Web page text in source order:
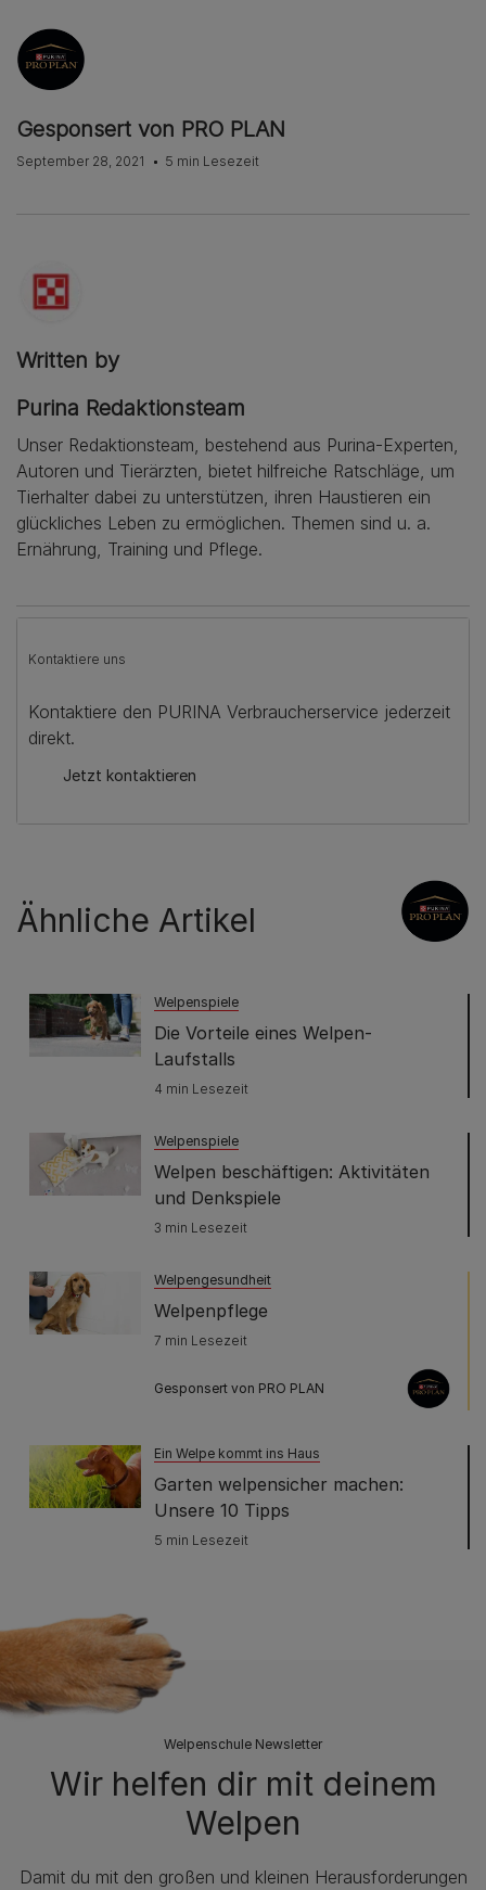
Gesponsert von PRO PLAN
September 28, 2021 5 min Lesezeit
Written by
Purina Redaktionsteam
Unser Redaktionsteam, bestehend aus Purina-Experten,
Autoren und Tierärzten, bietet hilfreiche Ratschläge, um
Tierhalter dabei zu unterstützen, ihren Haustieren ein
glückliches Leben zu ermöglichen. Themen sind u. a.
Ernährung, Training und Pflege.
Kontaktiere uns
Kontaktiere den PURINA Verbraucherservice jederzeit
direkt.
Jetzt kontaktieren
Ähnliche Artikel
Welpenspiele
Die Vorteile eines Welpen-
Laufstalls
4 min Lesezeit
Welpenspiele
Welpen beschäftigen: Aktivitäten
und Denkspiele
3 min Lesezeit
Welpengesundheit
Welpenpflege
7 min Lesezeit
Gesponsert von PRO PLAN
Ein Welpe kommt ins Haus
Garten welpensicher machen:
Unsere 10 Tipps
5 min Lesezeit
Welpenschule Newsletter
Wir helfen dir mit deinem
Welpen
Damit du mit den großen und kleinen Herausforderungen